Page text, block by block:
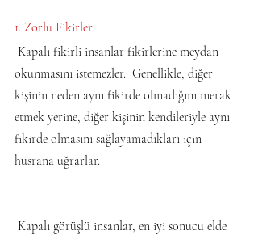
1. Zorlu Fikirler
okunmasını istemezler.  Genellikle, diğer
kişinin neden aynı fikirde olmadığını merak
etmek yerine, diğer kişinin kendileriyle aynı
fikirde olmasını sağlayamadıkları için
hüsrana uğrarlar.